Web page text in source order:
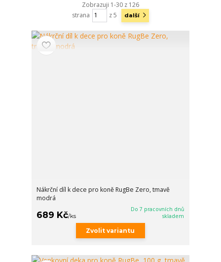
Zobrazuji 1-30 z 126
strana
z 5 další
Nákrční díl k dece pro koně RugBe Zero, tmavě
modrá
689 Kč/ks
Do 7 pracovních dnů
skladem
Zvolit variantu